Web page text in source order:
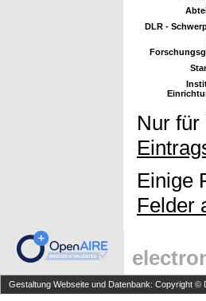
DLR -
Nur
Einige
Felder
Gestaltung Webseite und Datenbank: Copyright